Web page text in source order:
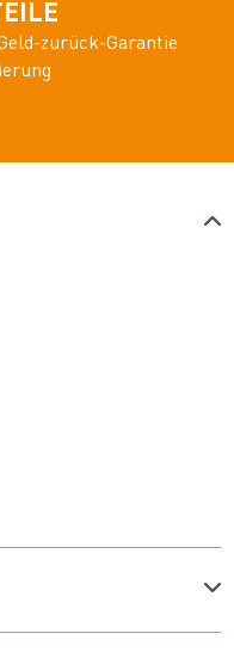
zurück-Garantie